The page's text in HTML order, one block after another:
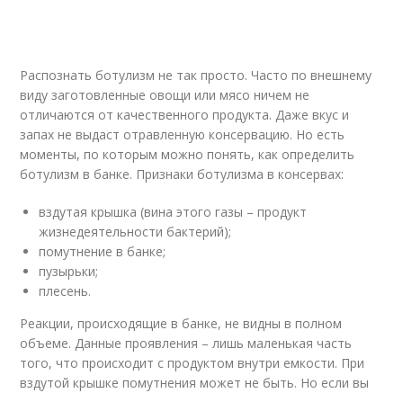
Распознать ботулизм не так просто. Часто по внешнему
виду заготовленные овощи или мясо ничем не
отличаются от качественного продукта. Даже вкус и
запах не выдаст отравленную консервацию. Но есть
моменты, по которым можно понять, как определить
ботулизм в банке. Признаки ботулизма в консервах:
вздутая крышка (вина этого газы – продукт
жизнедеятельности бактерий);
помутнение в банке;
пузырьки;
плесень.
Реакции, происходящие в банке, не видны в полном
объеме. Данные проявления – лишь маленькая часть
того, что происходит с продуктом внутри емкости. При
вздутой крышке помутнения может не быть. Но если вы